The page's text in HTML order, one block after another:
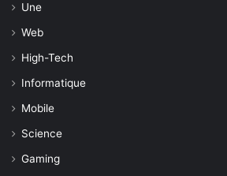
Une
Web
High-Tech
Informatique
Mobile
Science
Gaming